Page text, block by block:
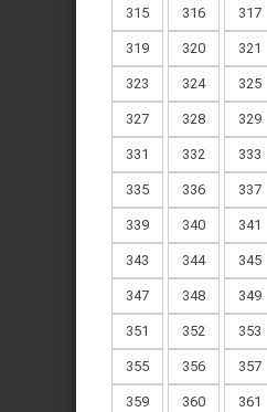
315 316 317
319 320 321
323 324 325
327 328 329
331 332 333
335 336 337
339 340 341
343 344 345
347 348 349
351 352 353
355 356 357
359 360 361